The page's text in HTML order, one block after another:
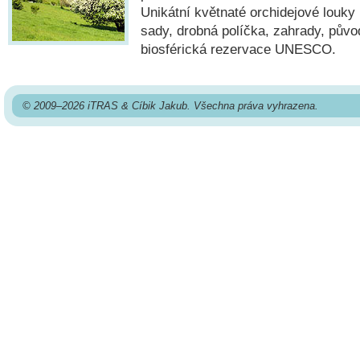
Unikátní květnaté orchidejové
sady, drobná políčka, zahrady,
biosférická rezervace UNESCO.
© 2009–2026 iTRAS & Cíbik Jakub. Všechna práva vyhrazena.